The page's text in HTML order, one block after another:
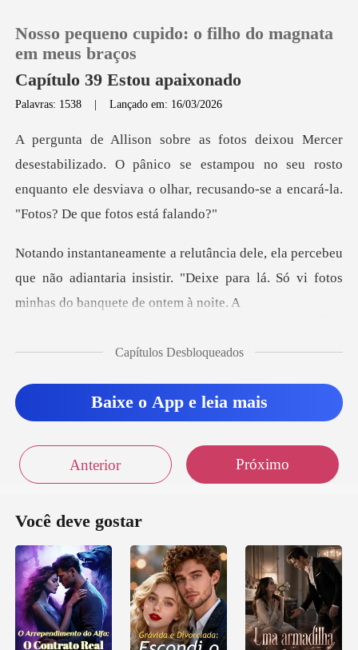
Loja
Histórico
Sair
Baixar App
Nosso pequeno cupido: o filho do magnata
em meus braços
Capítulo 39 Estou apaixonado
Palavras: 1538 |Lançado em: 16/03/2026
do. O pânico se estampou no seu rosto
enquanto ele desviava o ol
rcebeu
que não adiantaria insistir. "Deixe para lá
Capítulos Desbloqueados
Baixe o App e leia mais
Anterior Próximo
Você deve gostar